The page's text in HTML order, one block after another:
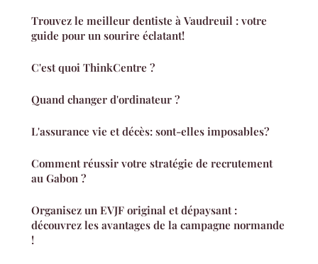
Trouvez le meilleur dentiste à Vaudreuil : votre
guide pour un sourire éclatant!
C'est quoi ThinkCentre ?
Quand changer d'ordinateur ?
L'assurance vie et décès: sont-elles imposables?
Comment réussir votre stratégie de recrutement
au Gabon ?
Organisez un EVJF original et dépaysant :
découvrez les avantages de la campagne normande
!